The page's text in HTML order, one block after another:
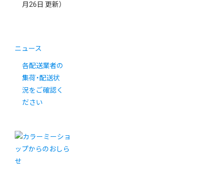
月26日 更新）
ニュース
各配送業者の
集荷・配送状
況をご確認く
ださい